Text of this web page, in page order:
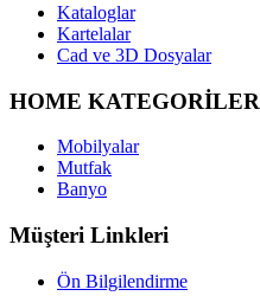
Kataloglar
Kartelalar
Cad ve 3D Dosyalar
HOME KATEGORİLER
Mobilyalar
Mutfak
Banyo
Müşteri Linkleri
Ön Bilgilendirme